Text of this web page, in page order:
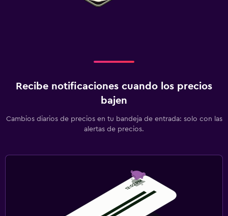
Recibe notificaciones cuando los precios
bajen
Cambios diarios de precios en tu bandeja de entrada: solo con las
alertas de precios.